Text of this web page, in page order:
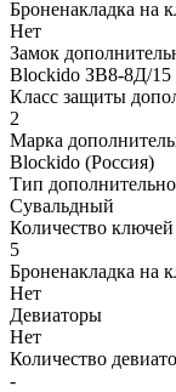
Броненакладка на
Нет
Замок
Blockido ЗВ8-8Д/15
Класс защиты
2
Марка
Blockido (Россия)
Тип
Сувальдный
Количество
5
Броненакладка на
Нет
Девиаторы
Нет
Количество
-